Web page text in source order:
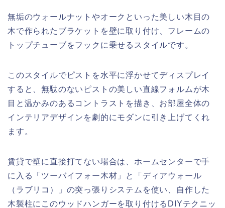
無垢のウォールナットやオークといった美しい木目の
木で作られたブラケットを壁に取り付け、フレームの
トップチューブをフックに乗せるスタイルです。
このスタイルでピストを水平に浮かせてディスプレイ
すると、無駄のないピストの美しい直線フォルムが木
目と温かみのあるコントラストを描き、お部屋全体の
インテリアデザインを劇的にモダンに引き上げてくれ
ます。
賃貸で壁に直接打てない場合は、ホームセンターで手
に入る「ツーバイフォー木材」と「ディアウォール
（ラブリコ）」の突っ張りシステムを使い、自作した
木製柱にこのウッドハンガーを取り付けるDIYテクニッ